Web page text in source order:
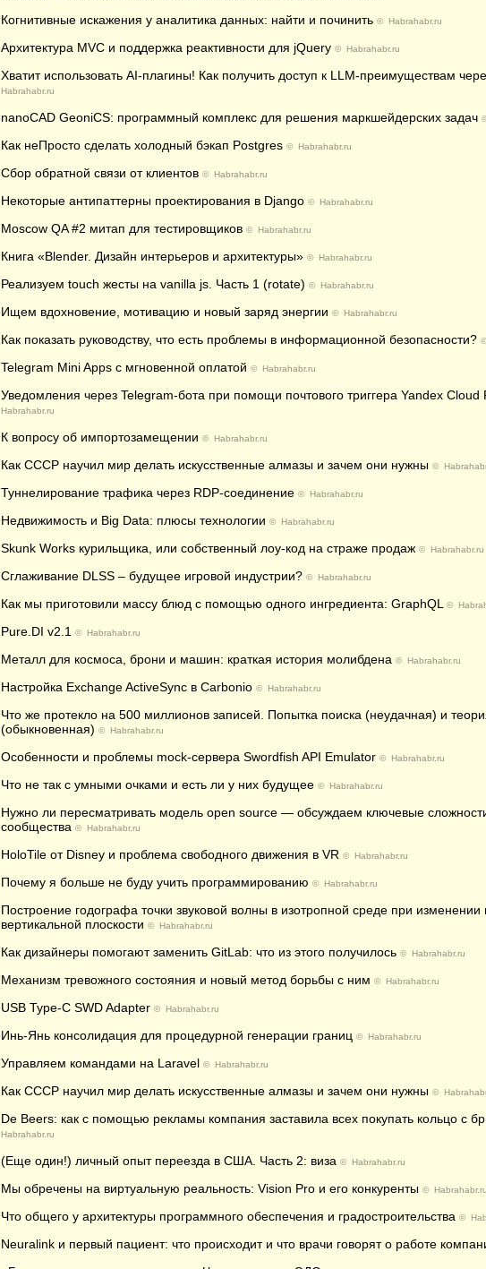
Когнитивные искажения у аналитика данных: найти и починить © Habrahabr.ru
Архитектура MVC и поддержка реактивности для jQuery © Habrahabr.ru
Хватит использовать AI-плагины! Как получить доступ к LLM-преимуществам
Habrahabr.ru
nanoCAD GeoniCS: программный комплекс для решения маркшейдерских задач
Как неПросто сделать холодный бэкап Postgres © Habrahabr.ru
Сбор обратной связи от клиентов © Habrahabr.ru
Некоторые антипаттерны проектирования в Django © Habrahabr.ru
Moscow QA #2 митап для тестировщиков © Habrahabr.ru
Книга «Blender. Дизайн интерьеров и архитектуры» © Habrahabr.ru
Реализуем touch жесты на vanilla js. Часть 1 (rotate) © Habrahabr.ru
Ищем вдохновение, мотивацию и новый заряд энергии © Habrahabr.ru
Как показать руководству, что есть проблемы в информационной безопасности?
Telegram Mini Apps с мгновенной оплатой © Habrahabr.ru
Уведомления через Telegram-бота при помощи почтового триггера Yandex Cloud
Habrahabr.ru
К вопросу об импортозамещении © Habrahabr.ru
Как СССР научил мир делать искусственные алмазы и зачем они нужны ©
Туннелирование трафика через RDP-соединение © Habrahabr.ru
Недвижимость и Big Data: плюсы технологии © Habrahabr.ru
Skunk Works курильщика, или собственный лоу-код на страже продаж © Habrahabr.ru
Сглаживание DLSS – будущее игровой индустрии? © Habrahabr.ru
Как мы приготовили массу блюд c помощью одного ингредиента: GraphQL ©
Pure.DI v2.1 © Habrahabr.ru
Металл для космоса, брони и машин: краткая история молибдена © Habrahabr.ru
Настройка Exchange ActiveSync в Carbonio © Habrahabr.ru
Что же протекло на 500 миллионов записей. Попытка поиска (неудачная) и
(обыкновенная) © Habrahabr.ru
Особенности и проблемы mock-сервера Swordfish API Emulator © Habrahabr.ru
Что не так с умными очками и есть ли у них будущее © Habrahabr.ru
Нужно ли пересматривать модель open source — обсуждаем ключевые
сообщества © Habrahabr.ru
HoloTile от Disney и проблема свободного движения в VR © Habrahabr.ru
Почему я больше не буду учить программированию © Habrahabr.ru
Построение годографа точки звуковой волны в изотропной среде при изменении
вертикальной плоскости © Habrahabr.ru
Как дизайнеры помогают заменить GitLab: что из этого получилось © Habrahabr.ru
Механизм тревожного состояния и новый метод борьбы с ним © Habrahabr.ru
USB Type-C SWD Adapter © Habrahabr.ru
Инь-Янь консолидация для процедурной генерации границ © Habrahabr.ru
Управляем командами на Laravel © Habrahabr.ru
Как СССР научил мир делать искусственные алмазы и зачем они нужны ©
De Beers: как с помощью рекламы компания заставила всех покупать кольцо с
Habrahabr.ru
(Еще один!) личный опыт переезда в США. Часть 2: виза © Habrahabr.ru
Мы обречены на виртуальную реальность: Vision Pro и его конкуренты © Habrahabr.ru
Что общего у архитектуры программного обеспечения и градостроительства ©
Neuralink и первый пациент: что происходит и что врачи говорят о работе